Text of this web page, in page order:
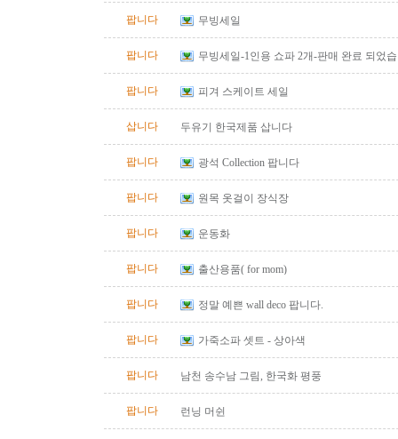
팝니다
무빙세일
팝니다 무빙세일-1인용 쇼파 2개-판매 완료 되었
팝니다 피겨 스케이트 세일
삽니다 두유기 한국제품 삽니다
팝니다 광석 Collection 팝니다
팝니다 원목 옷걸이 장식장
팝니다 운동화
팝니다 출산용품( for mom)
팝니다 정말 예쁜 wall deco 팝니다.
팝니다 가죽소파 셋트 - 상아색
팝니다 남천 송수남 그림, 한국화 평풍
팝니다 런닝 머쉰